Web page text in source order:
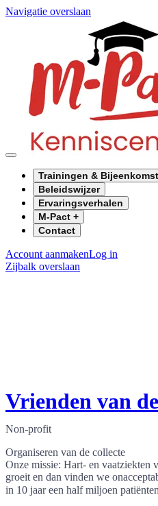
Navigatie overslaan
Trainingen &
Beleidswijzer
Ervaringsverhalen
M-Pact +
Contact
Account aanmakenLog in
Zijbalk overslaan
Vrienden van
Non-profit
Organiseren van de collecte
Onze missie: Hart- en vaatziekten
groeit en dan vinden we
in 10 jaar een half miljoen